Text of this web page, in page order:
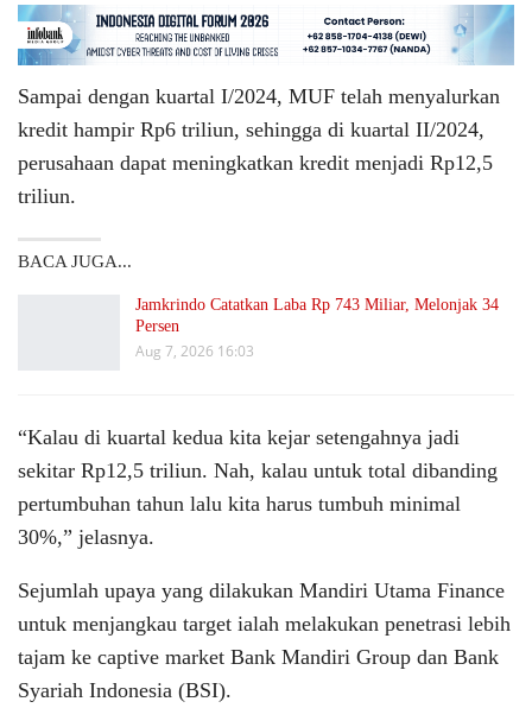
Sampai dengan kuartal I/2024, MUF telah menyalurkan
kredit hampir Rp6 triliun, sehingga di kuartal II/2024,
perusahaan dapat meningkatkan kredit menjadi Rp12,5
triliun.
BACA JUGA...
Jamkrindo Catatkan Laba Rp 743 Miliar, Melonjak 34
Persen
Aug 7, 2026 16:03
“Kalau di kuartal kedua kita kejar setengahnya jadi
sekitar Rp12,5 triliun. Nah, kalau untuk total dibanding
pertumbuhan tahun lalu kita harus tumbuh minimal
30%,” jelasnya.
Sejumlah upaya yang dilakukan Mandiri Utama Finance
untuk menjangkau target ialah melakukan penetrasi lebih
tajam ke captive market Bank Mandiri Group dan Bank
Syariah Indonesia (BSI).